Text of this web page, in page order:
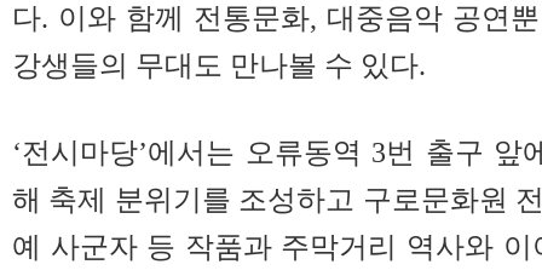
다. 이와 함께 전통문화, 대중음악 공연
강생들의 무대도 만나볼 수 있다.
‘전시마당’에서는 오류동역 3번 출구 앞
해 축제 분위기를 조성하고 구로문화원
예 사군자 등 작품과 주막거리 역사와